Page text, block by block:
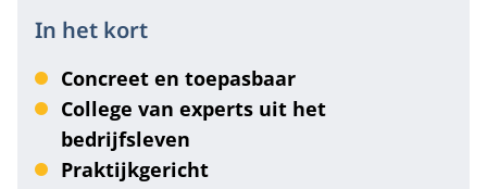
In het kort
Concreet en toepasbaar
College van experts uit het
bedrijfsleven
Praktijkgericht